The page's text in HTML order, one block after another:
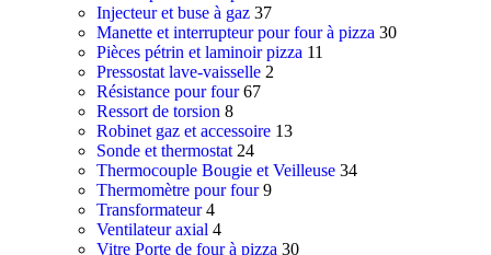
Injecteur et buse à gaz 37
Manette et interrupteur pour four à pizza 30
Pièces pétrin et laminoir pizza 11
Pressostat lave-vaisselle 2
Résistance pour four 67
Ressort de torsion 8
Robinet gaz et accessoire 13
Sonde et thermostat 24
Thermocouple Bougie et Veilleuse 34
Thermomètre pour four 9
Transformateur 4
Ventilateur axial 4
Vitre Porte de four à pizza 30